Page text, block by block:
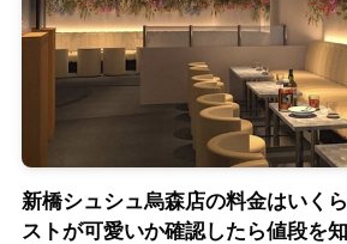
新橋シュシュ烏森店の料金はいく
ストが可愛いか確認したら値段を